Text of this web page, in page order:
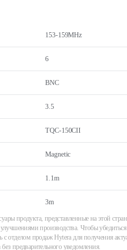
153-159MHz
6
BNC
3.5
TQC-150CII
Magnetic
1.1m
3m
продукта, представленные на этой
производства. Чтобы
с отделом продаж Hytera для получения
предварительного уведомления.